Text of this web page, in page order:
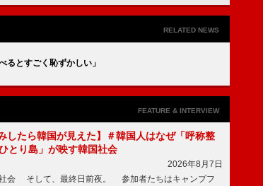
RELATED NEWS
とすごく恥ずかしい」
FEATURE & INTERVIEW
したら韓国が見えた】＃韓国人はなぜ「呼称整
とり島」が映す韓国社会
2026年8月7日
会 そして、最終日前夜。 参加者たちはキャンプフ